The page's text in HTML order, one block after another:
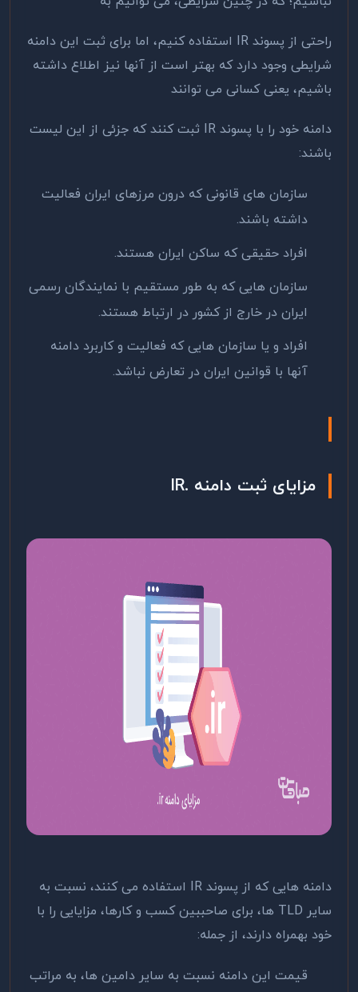
راحتی از پسوند IR استفاده کنیم، اما برای ثبت این دامنه
شرایطی وجود دارد که بهتر است از آنها نیز اطلاع داشته
باشیم، یعنی کسانی می توانند
دامنه خود را با پسوند IR ثبت کنند که جزئی از این لیست
باشند:
سازمان های قانونی که درون مرزهای ایران فعالیت
داشته باشند.
افراد حقیقی که ساکن ایران هستند.
سازمان هایی که به طور مستقیم با نمایندگان رسمی
ایران در خارج از کشور در ارتباط هستند.
افراد و یا سازمان هایی که فعالیت و کاربرد دامنه
آنها با قوانین ایران در تعارض نباشد.
مزایای ثبت دامنه .IR
دامنه هایی که از پسوند IR استفاده می کنند، نسبت به
سایر TLD ها، برای صاحببین کسب و کارها، مزایایی را با
خود بهمراه دارند، از جمله:
قیمت این دامنه نسبت به سایر دامین ها، به مراتب